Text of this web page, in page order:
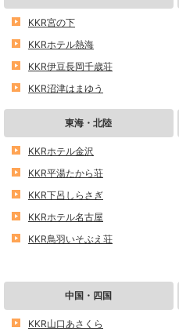
KKR宮の下
KKRホテル熱海
KKR伊豆長岡千歳荘
KKR沼津はまゆう
東海・北陸
KKRホテル金沢
KKR平湯たから荘
KKR下呂しらさぎ
KKRホテル名古屋
KKR鳥羽いそぶえ荘
中国・四国
KKR山口あさくら